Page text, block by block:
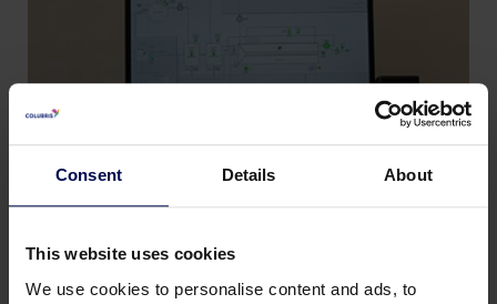
Consent Details About
This website uses cookies
We use cookies to personalise content and ads, to
Separadores de aceite/agua